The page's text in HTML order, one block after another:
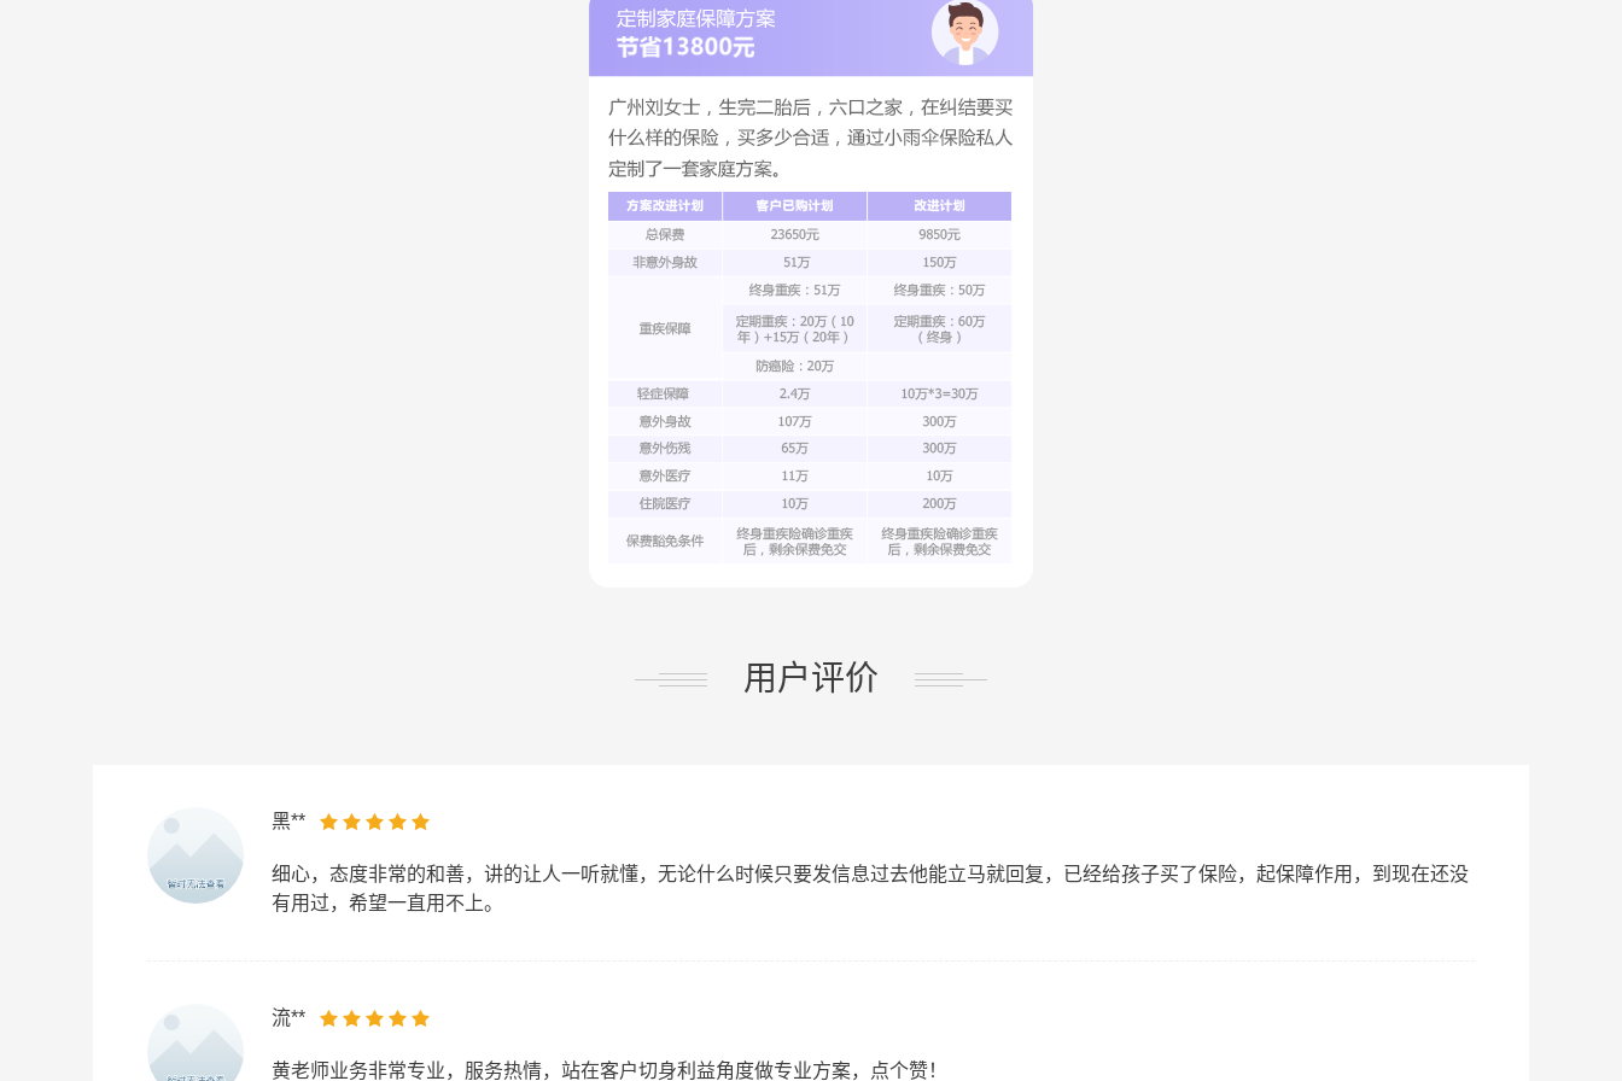
用户评价
黑**
细心，态度非常的和善，讲的让人一听就懂，无论什么时候只要发信息过去他能立马就回复，已经给孩子买了保险，起保障作用，到现在还没
有用过，希望一直用不上。
流**
黄老师业务非常专业，服务热情，站在客户切身利益角度做专业方案，点个赞！